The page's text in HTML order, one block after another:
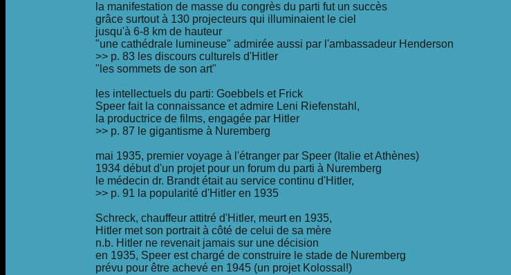
la manifestation de masse du congrès du parti fut un succès
grâce surtout à 130 projecteurs qui illuminaient le ciel
jusqu'à 6-8 km de hauteur
"une cathédrale lumineuse" admirée aussi par l'ambassadeur Henderson
>> p. 83 les discours culturels d'Hitler
"les sommets de son art"
les intellectuels du parti: Goebbels et Frick
Speer fait la connaissance et admire Leni Riefenstahl,
la productrice de films, engagée par Hitler
>> p. 87 le gigantisme à Nuremberg
mai 1935, premier voyage à l'étranger par Speer (Italie et Athènes)
1934 début d'un projet pour un forum du parti à Nuremberg
le médecin dr. Brandt était au service continu d'Hitler,
>> p. 91 la popularité d'Hitler en 1935
Schreck, chauffeur attitré d'Hitler, meurt en 1935,
Hitler met son portrait à côté de celui de sa mère
n.b. Hitler ne revenait jamais sur une décision
en 1935, Speer est chargé de construire le stade de Nuremberg
prévu pour être achevé en 1945 (un projet Kolossal!)